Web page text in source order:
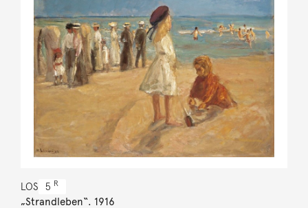
LOS 5 R
„Strandleben“. 1916